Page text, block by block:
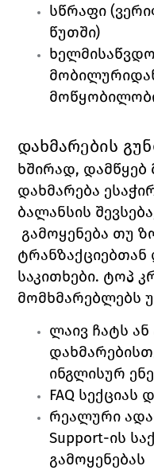
სწრაფი
წუთში)
დახმარების
ხშირად,
დახმარება
ბალანსის
გამოყენება თუ
ტრანზაქციებთან
საკითხები. ტოპ
მომხმარებლებს
ლაივ ჩატს
ინგლისურ
FAQ სექციას
Support-ის
გამოყენებას